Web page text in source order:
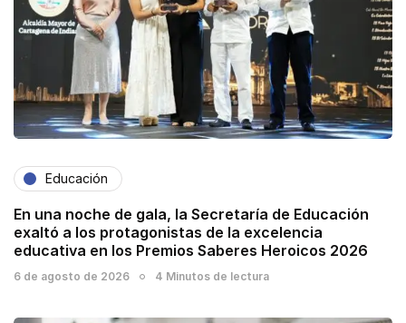
Educación
En una noche de gala, la Secretaría de Educación
exaltó a los protagonistas de la excelencia
educativa en los Premios Saberes Heroicos 2026
6 de agosto de 2026 4 Minutos de lectura